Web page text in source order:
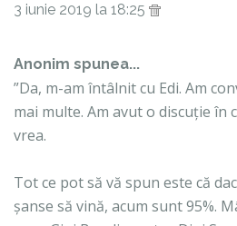
3 iunie 2019 la 18:25
Anonim spunea...
”Da, m-am întâlnit cu Edi. Am
mai multe. Am avut o discuție în
vrea.
Tot ce pot să vă spun este că
șanse să vină, acum sunt 95%.